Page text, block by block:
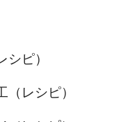
ピ）
レシピ）